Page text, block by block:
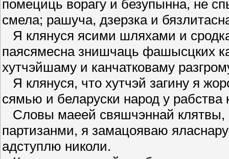
помециць ворагу и безупынна, не
смела; рашуча, дзерзка и
Я клянуся ясими шляхами и
паясямесна знишчаць фашысцких
хутчэйшаму и канчатковаму
Я клянуся, что хутчэй загину я
сямью и беларуски народ у
Словы маеей свяшчэннай
партизанми, я замацояваю
адступлю николи.